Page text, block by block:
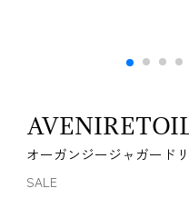
オーガンジージャガード
SALE